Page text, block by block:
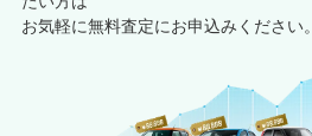
お気軽に無料査定にお申込みください。